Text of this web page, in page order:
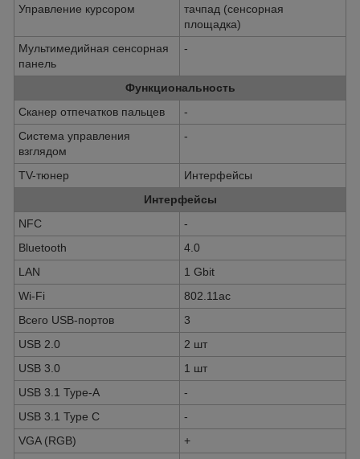
Управление курсором
тачпад (сенсорная
площадка)
Мультимедийная сенсорная
панель
-
Функциональность
Сканер отпечатков пальцев
-
Система управления
взглядом
-
TV-тюнер
Интерфейсы
Интерфейсы
NFC
-
Bluetooth
4.0
LAN
1 Gbit
Wi-Fi
802.11ac
Всего USB-портов
3
USB 2.0
2 шт
USB 3.0
1 шт
USB 3.1 Type-A
-
USB 3.1 Type C
-
VGA (RGB)
+